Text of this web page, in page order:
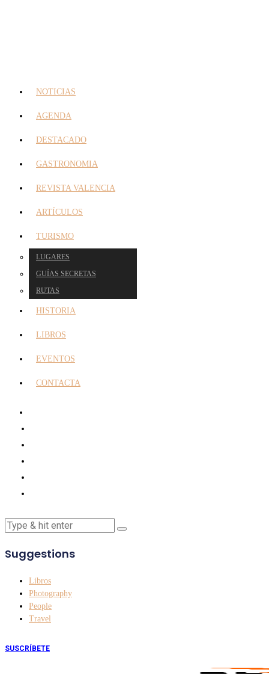
NOTICIAS
AGENDA
DESTACADO
GASTRONOMIA
REVISTA VALENCIA
ARTÍCULOS
TURISMO
LUGARES
GUÍAS SECRETAS
RUTAS
HISTORIA
LIBROS
EVENTOS
CONTACTA
Suggestions
Libros
Photography
People
Travel
SUSCRÍBETE